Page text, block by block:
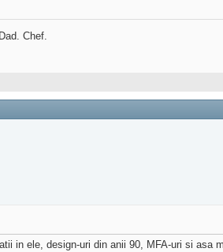
Chef.
in ele, design-uri din anii 90, MFA-uri si asa